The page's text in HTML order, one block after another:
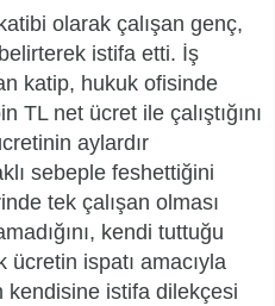
olarak çalışan genç,
istifa etti. İş
katip, hukuk ofisinde
TL net ücret ile çalıştığını
aylardır
sebeple feshettiğini
tek çalışan olması
kendi tuttuğu
ücretin ispatı amacıyla
istifa dilekçesi